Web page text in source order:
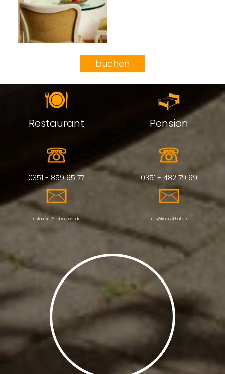
buchen
Restaurant
0351 - 859 95 77
restaurant@trobischhof.de
Pension
0351 - 482 79 99
info@trobischhof.de